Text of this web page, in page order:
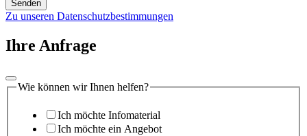
Senden
Zu unseren Datenschutzbestimmungen
Ihre Anfrage
Wie können wir Ihnen helfen?
Ich möchte Infomaterial
Ich möchte ein Angebot